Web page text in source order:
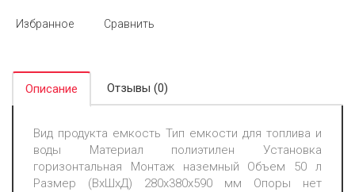
Избранное Сравнить
Описание Отзывы (0)
Вид продукта емкость Тип емкости для топлива и
воды Материал полиэтилен Установка
горизонтальная Монтаж наземный Объем 50 л
Размер (ВхШхД) 280х380х590 мм Опоры нет